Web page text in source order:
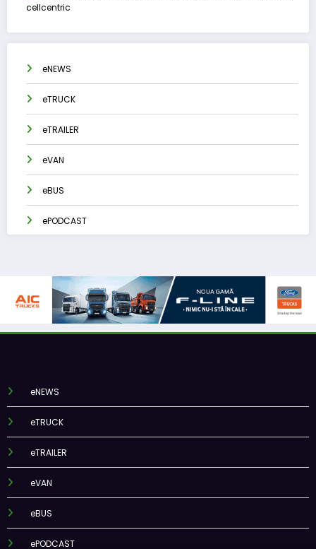
cellcentric
eNEWS
eTRUCK
eTRAILER
eVAN
eBUS
ePODCAST
eNEWS
eTRUCK
eTRAILER
eVAN
eBUS
ePODCAST